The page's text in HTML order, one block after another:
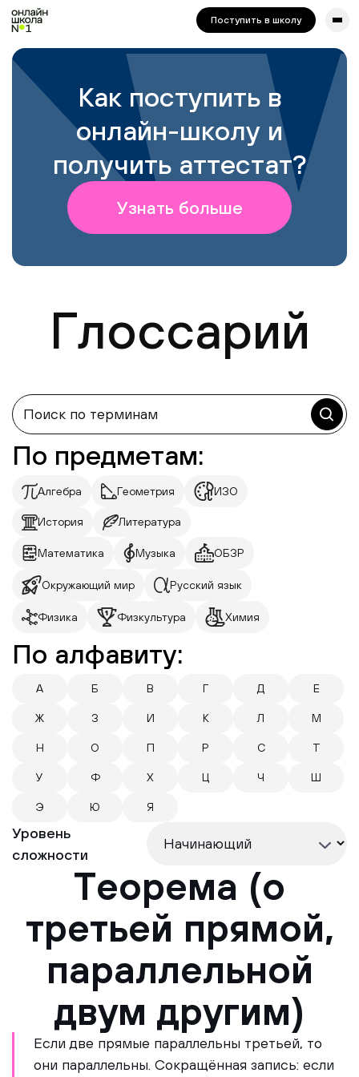
сайта. Для корректной работы попробуйте отключить VPN.
Поступить в школу
Как поступить в
онлайн-школу и
получить аттестат?
Узнать больше
Глоссарий
По предметам:
Алгебра Геометрия ИЗО
История Литература
Математика Музыка ОБЗР
Окружающий мир Русский язык
Физика Физкультура Химия
По алфавиту:
А Б В Г Д Е
Ж З И К Л М
Н О П Р С Т
У Ф Х Ц Ч Ш
Э Ю Я
Уровень
сложности
Теорема (о
третьей прямой,
параллельной
двум другим)
Если две прямые параллельны третьей, то
они параллельны. Сокращённая запись: если